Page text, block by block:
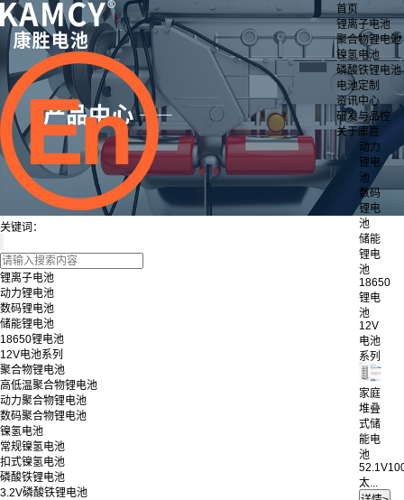
首页
锂离子电池
聚合物锂电池
镍氢电池
磷酸铁锂电池
电池定制
资讯中心
研发与品控
关于康胜
动力
锂电
池
数码
锂电
池
储能
锂电
池
18650
锂电
池
12V
电池
系列
家庭
堆叠
式储
能电
池
太...
关键词：
锂离子电池
动力锂电池
数码锂电池
储能锂电池
18650锂电池
12V电池系列
聚合物锂电池
高低温聚合物锂电池
动力聚合物锂电池
数码聚合物锂电池
镍氢电池
常规镍氢电池
扣式镍氢电池
磷酸铁锂电池
3.2V磷酸铁锂电池